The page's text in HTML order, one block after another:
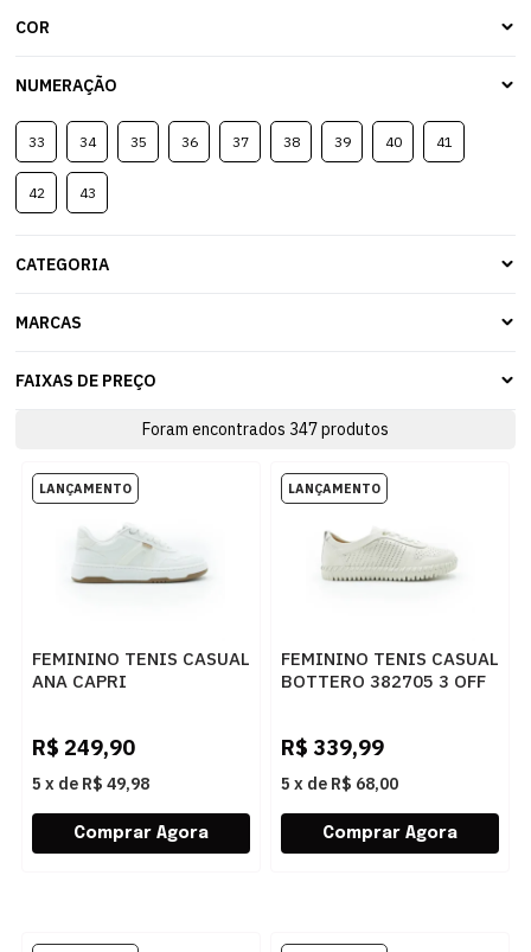
COR
NUMERAÇÃO
33 34 35 36 37 38 39 40 41
42 43
CATEGORIA
MARCAS
FAIXAS DE PREÇO
Foram encontrados 347produtos
FEMININO TENIS CASUAL
ANA CAPRI
R$ 249,90
5 x de R$ 49,98
FEMININO TENIS CASUAL
BOTTERO 382705 3 OFF
R$ 339,99
5 x de R$ 68,00